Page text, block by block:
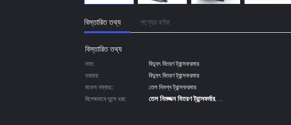
বিস্তারিত তথ্য পণ্যের বর্ণনা
বিস্তারিত তথ্য
নাম: বিদ্যুৎ বিতরণ ট্রান্সফরমার
তরবার:
বিদ্যুৎ বিতরণ ট্রান্সফরমার
মডেল নম্বার::
তেল নিমগ্ন ট্রান্সফরমার
বিশেষভাবে তুলে ধরা:
তেল নিমজ্জন বিতরণ ট্রান্সফর্মার,